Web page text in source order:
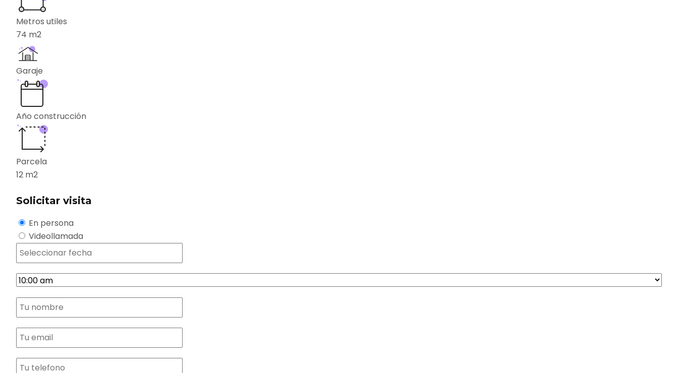
Metros utiles
74 m2
Garaje
Año construcción
Parcela
12 m2
Solicitar visita
En persona
Videollamada